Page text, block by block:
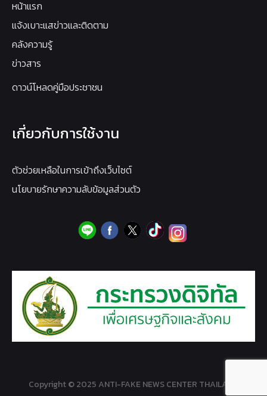
หน้าแรก
แจ้งเบาะแสข่าวและติดตาม
คลังความรู้
ข่าวสาร
ดาวน์โหลดคู่มือประชาชน
เกี่ยวกับการใช้งาน
ตัวช่วยเหลือในการเข้าถึงเว็บไซต์
นโยบายรักษาความลับข้อมูลส่วนตัว
Copyright © 2025 ANTI-FAKE NEWS CENTER THAILAND